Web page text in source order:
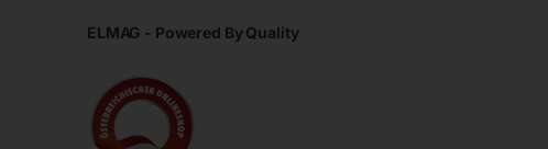
ELMAG - Powered By Quality